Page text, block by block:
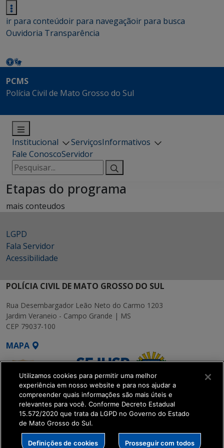
ir para conteúdoir para navegaçãoir para busca
Ouvidoria Transparência
PCMS
Polícia Civil de Mato Grosso do Sul
Institucional ServiçosInformativos
Fale ConoscoServidor
Pesquisar
por:
Etapas do programa
mais conteudos
LGPD
Fala Servidor
Acessibilidade
POLÍCIA CIVIL DE MATO GROSSO DO SUL
Rua Desembargador Leão Neto do Carmo 1203
Jardim Veraneio - Campo Grande | MS
CEP 79037-100
MAPA
SETDIG | Secretaria-
Executiva de
Transformação Digital
Utilizamos cookies para permitir uma melhor
experiência em nosso website e para nos ajudar a
compreender quais informações são mais úteis e
relevantes para você. Conforme Decreto Estadual
15.572/2020 que trata da LGPD no Governo do Estado
de Mato Grosso do Sul.
Definições de cookies Prosseguir com todos